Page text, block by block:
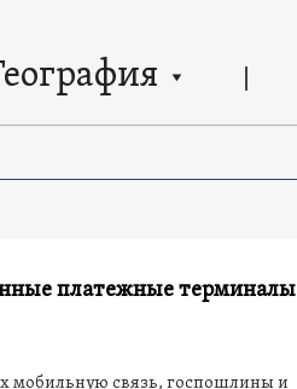
платежные терминалы
мобильную связь, госпошлины и